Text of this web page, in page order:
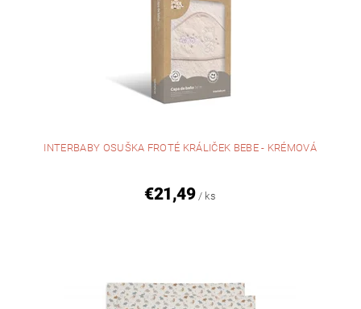
INTERBABY OSUŠKA FROTÉ KRÁLIČEK BEBE - KRÉMOVÁ
€21,49 / ks